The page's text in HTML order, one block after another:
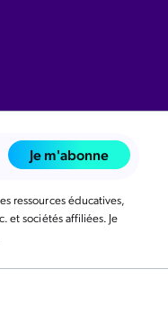
Je m'abonne
ressources éducatives,
et sociétés affiliées. Je